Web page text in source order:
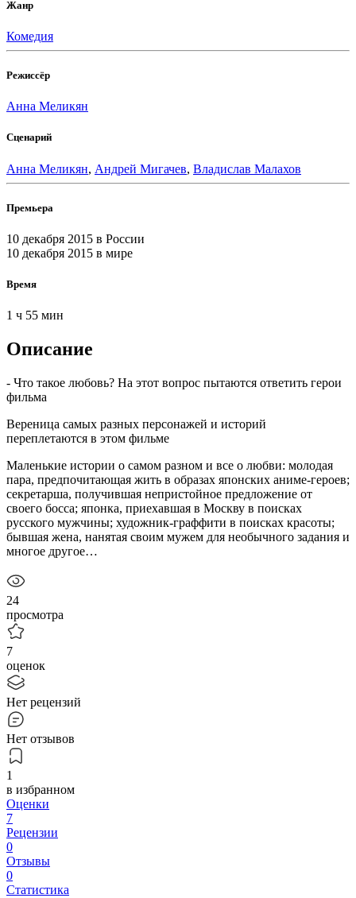
Жанр
Комедия
Режиссёр
Анна Меликян
Сценарий
Анна Меликян, Андрей Мигачев, Владислав Малахов
Премьера
10 декабря 2015 в России
10 декабря 2015 в мире
Время
1 ч 55 мин
Описание
- Что такое любовь? На этот вопрос пытаются ответить герои
фильма
Вереница самых разных персонажей и историй
переплетаются в этом фильме
Маленькие истории о самом разном и все о любви: молодая
пара, предпочитающая жить в образах японских аниме-героев;
секретарша, получившая непристойное предложение от
своего босса; японка, приехавшая в Москву в поисках
русского мужчины; художник-граффити в поисках красоты;
бывшая жена, нанятая своим мужем для необычного задания и
многое другое…
24
просмотра
7
оценок
Нет рецензий
Нет отзывов
1
в избранном
Оценки
7
Рецензии
0
Отзывы
0
Статистика